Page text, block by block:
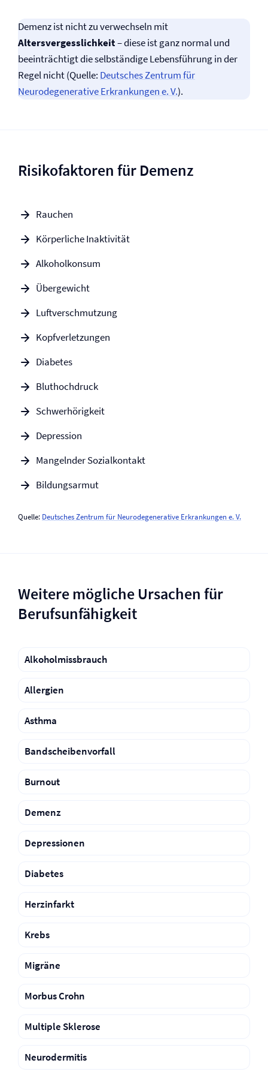
Demenz ist nicht zu verwechseln mit
Altersvergesslichkeit– diese ist ganz normal und
beeinträchtigt die selbständige Lebensführung in der
Regel nicht (Quelle: Deutsches Zentrum für
Neurodegenerative Erkrankungen e. V.).
Risikofaktoren für Demenz
Rauchen
Körperliche Inaktivität
Alkoholkonsum
Übergewicht
Luftverschmutzung
Kopf­verletzungen
Diabetes
Bluthochdruck
Schwerhörigkeit
Depression
Mangelnder Sozialkontakt
Bildungsarmut
Quelle: Deutsches Zentrum für Neurodegenerative Erkrankungen e. V.
Weitere mögliche Ursachen für
Berufs­unfähigkeit
Alkoholmissbrauch
Allergien
Asthma
Bandscheibenvorfall
Burnout
Demenz
Depressionen
Diabetes
Herzinfarkt
Krebs
Migräne
Morbus Crohn
Multiple Sklerose
Neurodermitis